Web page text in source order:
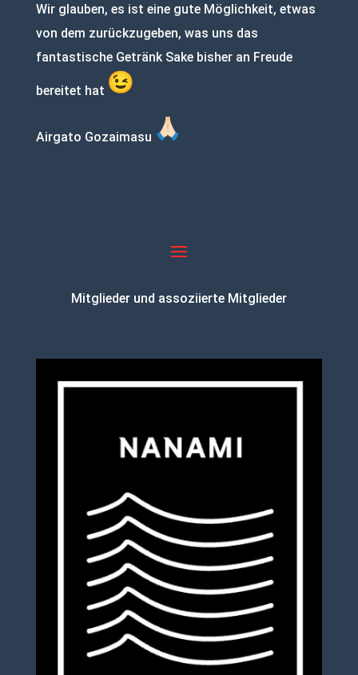
Wir glauben, es ist eine gute Möglichkeit, etwas
von dem zurückzugeben, was uns das
fantastische Getränk Sake bisher an Freude
bereitet hat
Airgato Gozaimasu
Mitglieder und assoziierte Mitglieder